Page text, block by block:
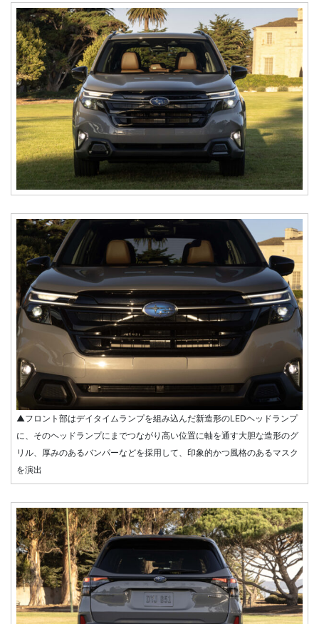
▲フロント部はデイタイムランプを組み込んだ新造形のLEDヘッドランプ
に、そのヘッドランプにまでつながり高い位置に軸を通す大胆な造形のグ
リル、厚みのあるバンパーなどを採用して、印象的かつ風格のあるマスク
を演出